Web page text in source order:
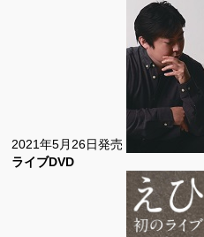
2021年5月26日発売
ライブDVD